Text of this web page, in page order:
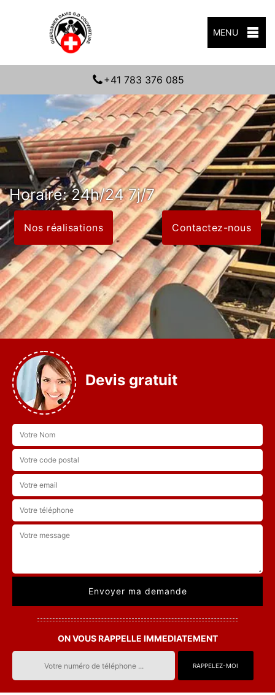
MENU
+41 783 376 085
Horaire: 24h/24 7j/7
Nos réalisations Contactez-nous
Devis gratuit
ON VOUS RAPPELLE IMMEDIATEMENT